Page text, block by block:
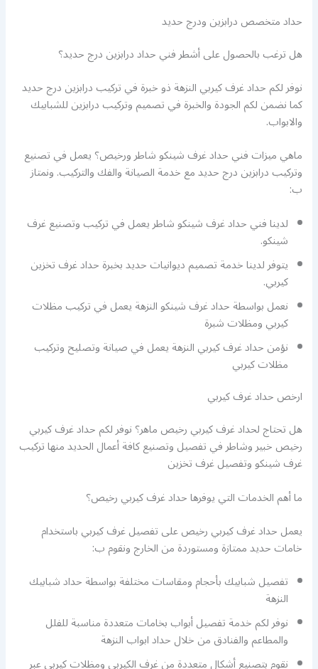
حداد متخصص درابزين ودرج حديد
هل ترغب بالحصول على أشطر فني حداد درابزين درج حديد؟
نوفر لكم حداد غرف كيربي النزهة ذو خبرة في تركيب درابزين درج حديد
كما نضمن لكم الجودة والخبرة في تصميم وتركيب درابزين للشبابيك
والابواب.
ماهي ميزات فني حداد غرف شينكو شاطر ورخيص؟ يعمل في تصنيع
وتركيب درابزين درج حديد مع خدمة الصيانة والفك والتركيب. ونمتاز
ب:
لدينا فني حداد غرف شينكو شاطر يعمل في تركيب وتصنيع غرف
شينكو.
يتوفر لدينا خدمة تصميم ديوانيات حديد بخبرة حداد غرف تخزين
كيربي.
نعمل بواسطة حداد غرف شينكو النزهة يعمل في تركيب مظلات
كيربي ومظلات شبرة
نؤمن حداد غرف كيربي النزهة يعمل في صيانة وتصليح وتركيب
مظلات كيربي
ارخص حداد غرف كيربي
هل تحتاج لحداد غرف كيربي رخيص ماهر؟ نوفر لكم حداد غرف كيربي
رخيص خبير وشاطر في تفصيل وتصنيع كافة أعمال الحديد منها تركيب
غرف شينكو وتفصيل غرف تخزين
ما أهم الخدمات التي يوفرها حداد غرف كيربي رخيص؟
يعمل حداد غرف كيربي رخيص على تفصيل غرف كيربي باستخدام
خامات حديد ممتازة ومستوردة من الخارج ونقوم ب:
تفصيل شبابيك بأحجام ومقاسات مختلفة بواسطة حداد شبابيك
النزهة
نوفر لكم خدمة تفصيل أبواب بخامات متعددة مناسبة للفلل
والمطاعم والفنادق من خلال حداد ابواب النزهة